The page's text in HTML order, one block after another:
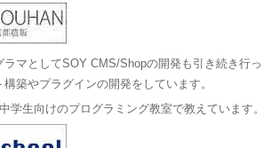
ラマとしてSOY CMS/Shopの開発も引き続き行っ
築やプラグインの開発をしています。
学生向けのプログラミング教室で教えています。